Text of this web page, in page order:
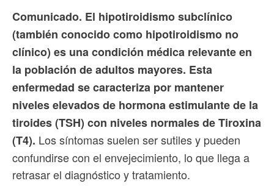
Comunicado. El hipotiroidismo subclínico
(también conocido como hipotiroidismo no
clínico) es una condición médica relevante en
la población de adultos mayores. Esta
enfermedad se caracteriza por mantener
niveles elevados de hormona estimulante de la
tiroides (TSH) con niveles normales de Tiroxina
(T4). Los síntomas suelen ser sutiles y pueden
confundirse con el envejecimiento, lo que llega a
retrasar el diagnóstico y tratamiento.